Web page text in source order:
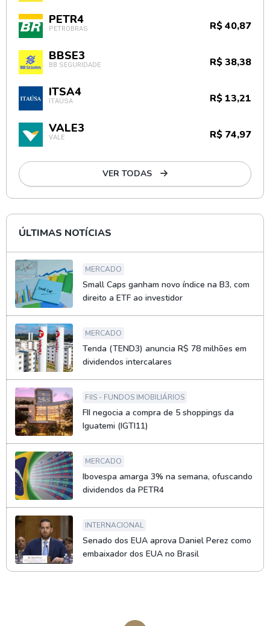
PETR4
PETROBRAS R$ 40,87
BBSE3
BB SEGURIDADE R$ 38,38
ITSA4
ITAÚSA R$ 13,21
VALE3
VALE R$ 74,97
VER TODAS
ÚLTIMAS NOTÍCIAS
MERCADO
Small Caps ganham novo índice na B3, com
direito a ETF ao investidor
MERCADO
Tenda (TEND3) anuncia R$ 78 milhões em
dividendos intercalares
FIIS - FUNDOS IMOBILIÁRIOS
FII negocia a compra de 5 shoppings da
Iguatemi (IGTI11)
MERCADO
Ibovespa amarga 3% na semana, ofuscando
dividendos da PETR4
INTERNACIONAL
Senado dos EUA aprova Daniel Perez como
embaixador dos EUA no Brasil